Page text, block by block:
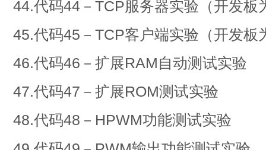
44.代码44－TCP服务器实验（开发
45.代码45－TCP客户端实验（开发
46.代码46－扩展RAM自动测试实验
47.代码47－扩展ROM测试实验
48.代码48－HPWM功能测试实验